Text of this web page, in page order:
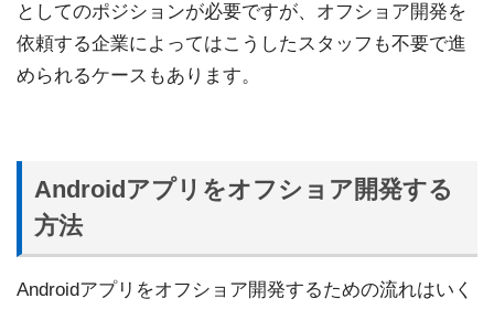
としてのポジションが必要ですが、オフショア開発を
依頼する企業によってはこうしたスタッフも不要で進
められるケースもあります。
Androidアプリをオフショア開発する
方法
Androidアプリをオフショア開発するための流れはいく